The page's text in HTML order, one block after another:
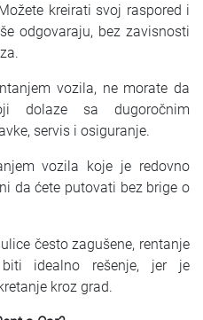
kreirati svoj raspored i
odgovaraju, bez zavisnosti
vozila, ne morate da
dolaze sa dugoročnim
servis i osiguranje.
vozila koje je redovno
da ćete putovati bez brige o
često zagušene, rentanje
idealno rešenje, jer je
kroz grad.